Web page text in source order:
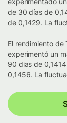
experimentado
de 30 días de
de 0,1429. La
El rendimiento de
experimentó un
90 días de
0,1456. La